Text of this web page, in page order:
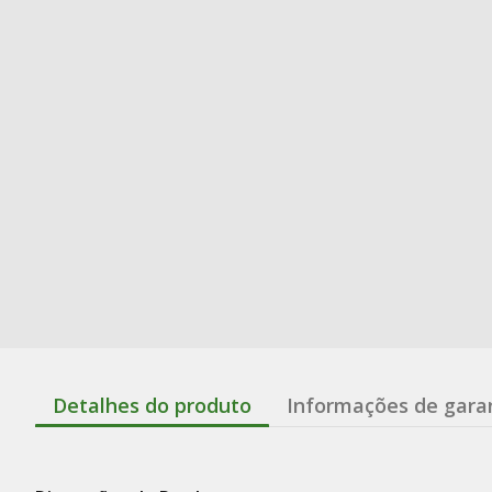
Detalhes do produto Informações de